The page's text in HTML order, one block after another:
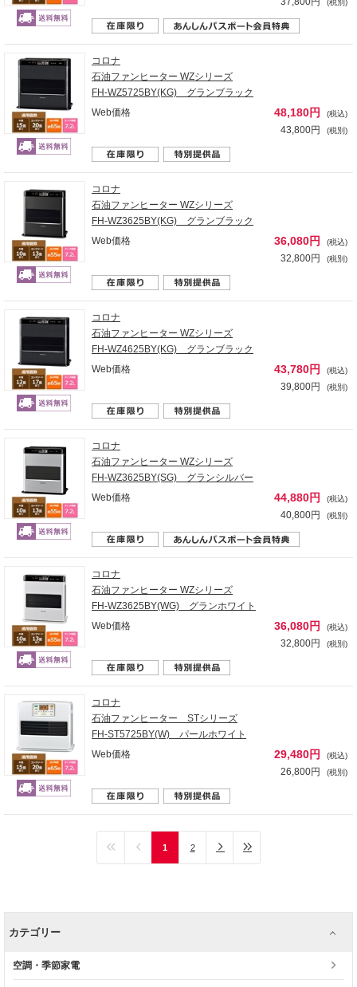
(税別)
コロナ
石油ファンヒーター WZシリーズ
FH-WZ5725BY(KG) グランブラック
Web価格
48,180円 (税込)
43,800円 (税別)
コロナ
石油ファンヒーター WZシリーズ
FH-WZ3625BY(KG) グランブラック
Web価格
36,080円 (税込)
32,800円 (税別)
コロナ
石油ファンヒーター WZシリーズ
FH-WZ4625BY(KG) グランブラック
Web価格
43,780円 (税込)
39,800円 (税別)
コロナ
石油ファンヒーター WZシリーズ
FH-WZ3625BY(SG) グランシルバー
Web価格
44,880円 (税込)
40,800円 (税別)
コロナ
石油ファンヒーター WZシリーズ
FH-WZ3625BY(WG) グランホワイト
Web価格
36,080円 (税込)
32,800円 (税別)
コロナ
石油ファンヒーター STシリーズ
FH-ST5725BY(W) パールホワイト
Web価格
29,480円 (税込)
26,800円 (税別)
1 2
カテゴリー
空調・季節家電